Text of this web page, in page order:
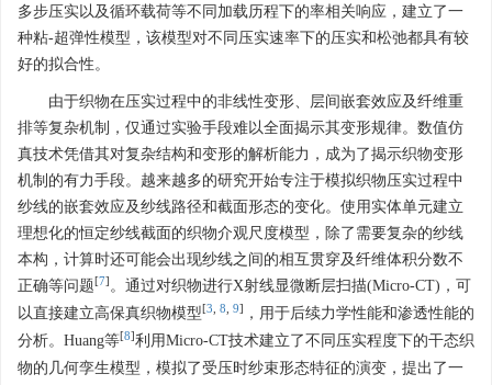
多步压实以及循环载荷等不同加载历程下的率相关响应，建立了一
种粘-超弹性模型，该模型对不同压实速率下的压实和松弛都具有较
好的拟合性。
由于织物在压实过程中的非线性变形、层间嵌套效应及纤维重
排等复杂机制，仅通过实验手段难以全面揭示其变形规律。数值仿
真技术凭借其对复杂结构和变形的解析能力，成为了揭示织物变形
机制的有力手段。越来越多的研究开始专注于模拟织物压实过程中
纱线的嵌套效应及纱线路径和截面形态的变化。使用实体单元建立
理想化的恒定纱线截面的织物介观尺度模型，除了需要复杂的纱线
本构，计算时还可能会出现纱线之间的相互贯穿及纤维体积分数不
正确等问题[7] 。通过对织物进行X射线显微断层扫描(Micro-CT)，可
以直接建立高保真织物模型[3 8 9]
，用于后续力学性能和渗透性能的
分析。Huang等[8]利用Micro-CT技术建立了不同压实程度下的干态织
物的几何孪生模型，模拟了受压时纱束形态特征的演变，提出了一